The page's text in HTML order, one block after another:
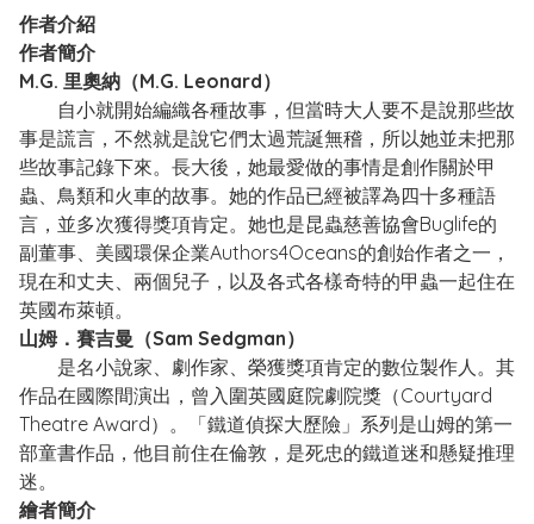
作者介紹
作者簡介
M.G. 里奧納（M.G. Leonard）
自小就開始編織各種故事，但當時大人要不是說那些故
事是謊言，不然就是說它們太過荒誕無稽，所以她並未把那
些故事記錄下來。長大後，她最愛做的事情是創作關於甲
蟲、鳥類和火車的故事。她的作品已經被譯為四十多種語
言，並多次獲得獎項肯定。她也是昆蟲慈善協會Buglife的
副董事、美國環保企業Authors4Oceans的創始作者之一，
現在和丈夫、兩個兒子，以及各式各樣奇特的甲蟲一起住在
英國布萊頓。
山姆．賽吉曼（Sam Sedgman）
是名小說家、劇作家、榮獲獎項肯定的數位製作人。其
作品在國際間演出，曾入圍英國庭院劇院獎（Courtyard
Theatre Award）。「鐵道偵探大歷險」系列是山姆的第一
部童書作品，他目前住在倫敦，是死忠的鐵道迷和懸疑推理
迷。
繪者簡介